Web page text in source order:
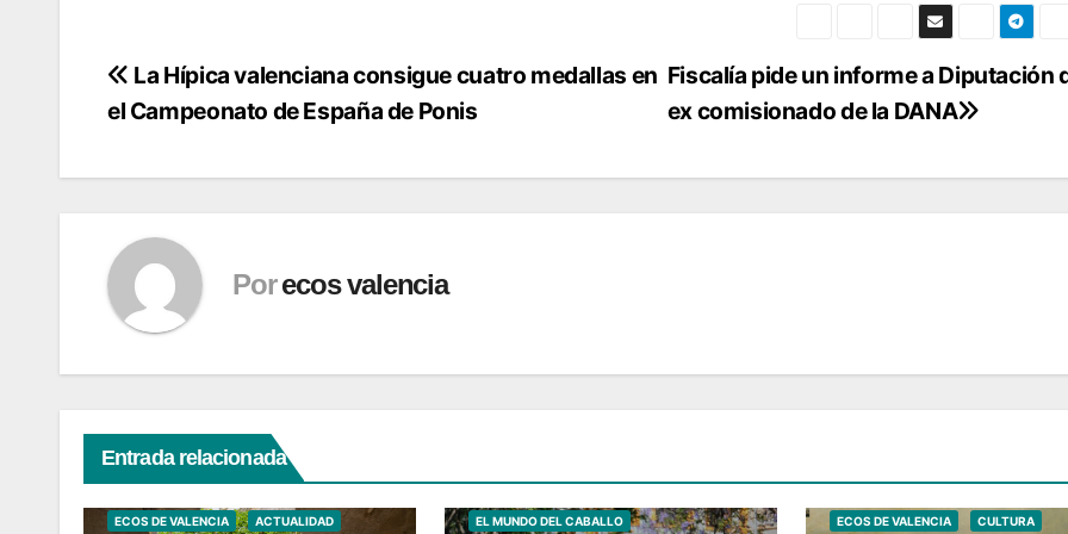
Navegación
de
entradas
Fiscalía pide un informe a Diputación
ex comisionado de la DANA
La Hípica valenciana consigue cuatro medallas en
el Campeonato de España de Ponis
Por ecos valencia
Entrada relacionada
ECOS DE VALENCIA ACTUALIDAD
ECOS DE VALENCIA
EL MUNDO DEL CABALLO ECOS DE VALENCIA CULTURA